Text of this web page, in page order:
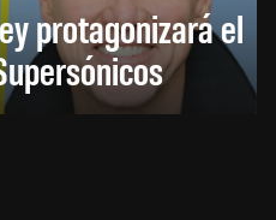
protagonizará el